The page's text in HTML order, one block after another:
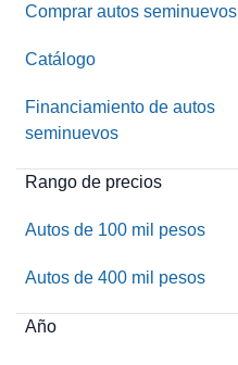
Comprar autos seminuevos
Catálogo
Financiamiento de autos
seminuevos
Rango de precios
Autos de 100 mil pesos
Autos de 400 mil pesos
Año